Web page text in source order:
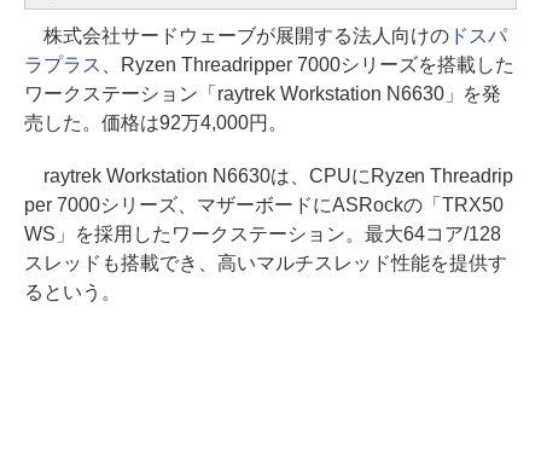
株式会社サードウェーブが展開する法人向けのドスパ
ラプラス
、Ryzen Threadripper 7000シリーズを搭載した
ワークステーション「raytrek Workstation N6630」を発
売した。価格は92万4,000円。
raytrek Workstation N6630は、CPUにRyzen Threadrip
per 7000シリーズ、マザーボードにASRockの「TRX50
WS」を採用したワークステーション。最大64コア/128
スレッドも搭載でき、高いマルチスレッド性能を提供す
るという。